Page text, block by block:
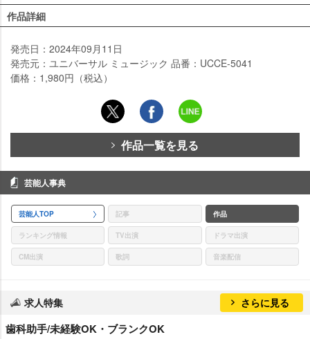
作品詳細
発売日：2024年09月11日
発売元：ユニバーサル ミュージック 品番：UCCE-5041
価格：1,980円（税込）
作品一覧を見る
芸能人事典
芸能人TOP 記事 作品
ランキング情報 TV出演 ドラマ出演
CM出演 歌詞 音楽配信
求人特集 さらに見る
歯科助手/未経験OK・ブランクOK